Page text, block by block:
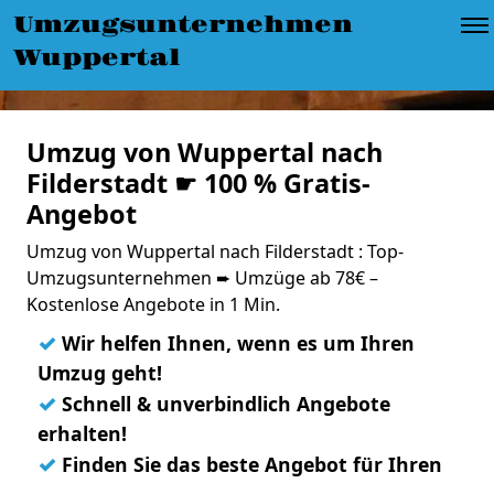
Umzugsunternehmen
Wuppertal
Umzug von Wuppertal nach
Filderstadt ☛ 100 % Gratis-
Angebot
Umzug von Wuppertal nach Filderstadt : Top-
Umzugsunternehmen ➨ Umzüge ab 78€ –
Kostenlose Angebote in 1 Min.
✓ Wir helfen Ihnen, wenn es um Ihren
Umzug geht!
✓ Schnell & unverbindlich Angebote
erhalten!
✓ Finden Sie das beste Angebot für Ihren